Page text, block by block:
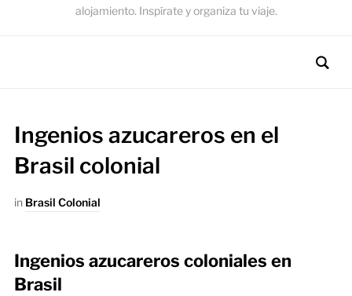
alojamiento. Inspírate y organiza tu viaje.
Ingenios azucareros en el
Brasil colonial
in Brasil Colonial
Ingenios azucareros coloniales en
Brasil